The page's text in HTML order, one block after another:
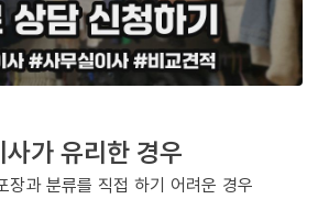
가 유리한 경우
장과 분류를 직접 하기 어려운 경우